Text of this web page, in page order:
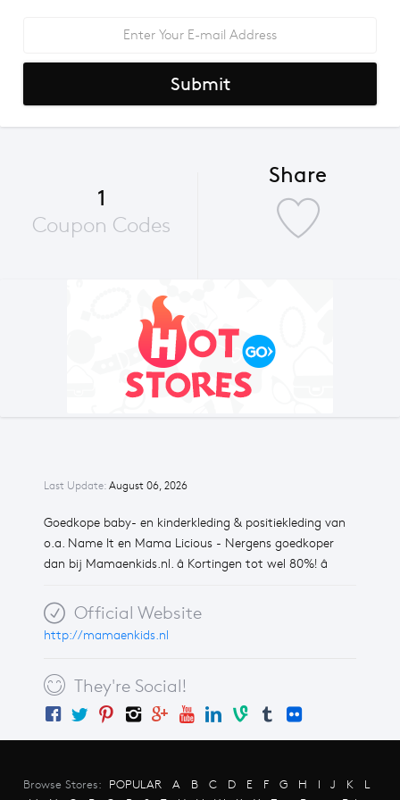
Last Update: August 06, 2026
Goedkope baby- en kinderkleding & positiekleding van
o.a. Name It en Mama Licious - Nergens goedkoper
dan bij Mamaenkids.nl. â Kortingen tot wel 80%! â
Official Website
http://mamaenkids.nl
They're Social!
Submit
1
Coupon Codes
Share
Browse Stores: POPULAR A B C D E F G H I J K
L